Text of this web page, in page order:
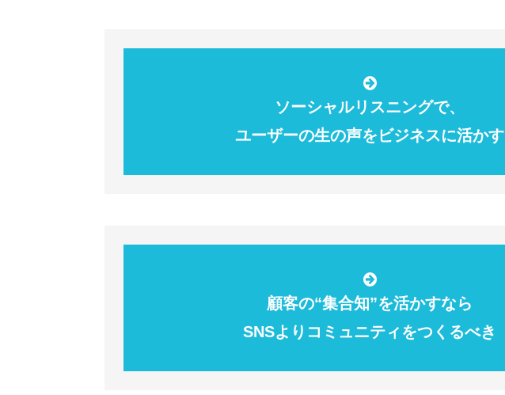
ソーシャルリスニングで、
ユーザーの生の声をビジネスに活かす
顧客の“集合知”を活かすなら
SNSよりコミュニティをつくるべき